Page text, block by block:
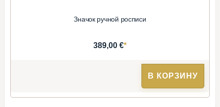
Значок ручной росписи
389,00 €*
В КОРЗИНУ